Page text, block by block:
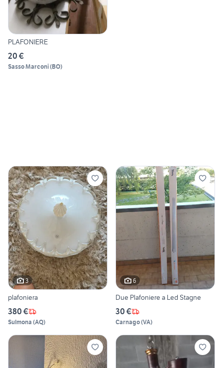
PLAFONIERE
20 €
Sasso Marconi(BO)
3
plafoniera
380 €
Sulmona (AQ)
6
Due Plafoniere a Led Stagne
30 €
Carnago(VA)